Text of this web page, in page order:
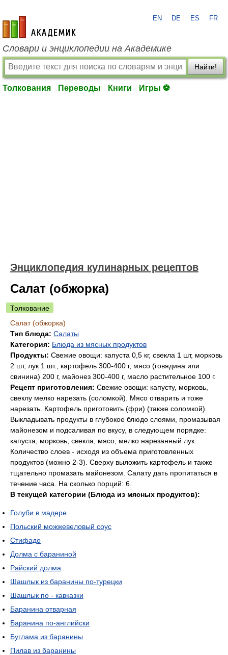
academic.ru
EN DE ES FR
Словари и энциклопедии на Академике
Найти!
Толкования Переводы Книги Игры ⚽
Энциклопедия кулинарных рецептов
Салат (обжорка)
Толкование
Салат (обжорка)
Тип блюда: Салаты
Категория: Блюда из мясных продуктов
Продукты: Свежие овощи: капуста 0,5 кг, свекла 1 шт, морковь
2 шт, лук 1 шт., картофель 300-400 г, мясо (говядина или
свинина) 200 г, майонез 300-400 г, масло растительное 100 г.
Рецепт приготовления: Свежие овощи: капусту, морковь,
свеклу мелко нарезать (соломкой). Мясо отварить и тоже
нарезать. Картофель приготовить (фри) (также соломкой).
Выкладывать продукты в глубокое блюдо слоями, промазывая
майонезом и подсаливая по вкусу, в следующем порядке:
капуста, морковь, свекла, мясо, мелко нарезанный лук.
Количество слоев - исходя из объема приготовленных
продуктов (можно 2-3). Сверху выложить картофель и также
тщательно промазать майонезом. Салату дать пропитаться в
течение часа. На сколько порций: 6.
В текущей категории (Блюда из мясных продуктов):
Голуби в мадере
Польский можжевеловый соус
Стифадо
Долма с бараниной
Райский долма
Шашлык из баранины по-турецки
Шашлык по - кавказки
Баранина отварная
Баранина по-английски
Буглама из баранины
Пилав из баранины